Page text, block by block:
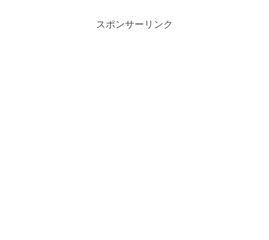
スポンサーリンク